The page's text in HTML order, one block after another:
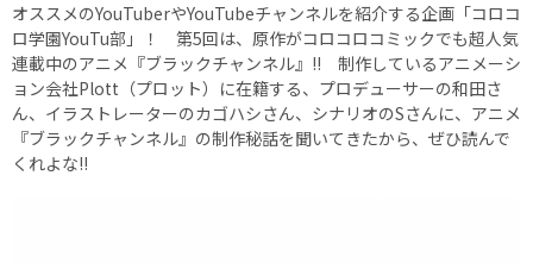
オススメのYouTuberやYouTubeチャンネルを紹介する企画「コロコ
ロ学園YouTu部」！ 第5回は、原作がコロコロコミックでも超人気
連載中のアニメ『ブラックチャンネル』!! 制作しているアニメーシ
ョン会社Plott（プロット）に在籍する、プロデューサーの和田さ
ん、イラストレーターのカゴハシさん、シナリオのSさんに、アニメ
『ブラックチャンネル』の制作秘話を聞いてきたから、ぜひ読んで
くれよな!!